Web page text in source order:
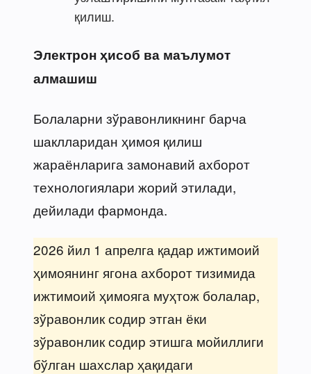
қилиш.
Электрон ҳисоб ва маълумот
алмашиш
Болаларни зўравонликнинг барча
шаклларидан ҳимоя қилиш
жараёнларига замонавий ахборот
технологиялари жорий этилади,
дейилади фармонда.
2026 йил 1 апрелга қадар ижтимоий
ҳимоянинг ягона ахборот тизимида
ижтимоий ҳимояга муҳтож болалар,
зўравонлик содир этган ёки
зўравонлик содир этишга мойиллиги
бўлган шахслар ҳақидаги